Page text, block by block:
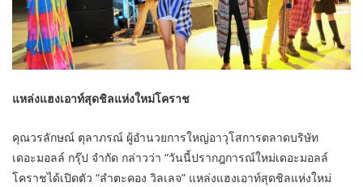
แหล่งแฮงเอาท์สุดชิลแห่งใหม่โคราช
คุณวรลักษณ์ ตุลาภรณ์ ผู้อำนวยการใหญ่อาวุโสการตลาดบริษัท
เดอะมอลล์ กรุ๊ป จำกัด กล่าวว่า “วันนี้ปรากฎการณ์ใหม่เดอะมอลล์
โคราชได้เปิดตัว “ลำตะคอง วิลเลจ” แหล่งแฮงเอาท์สุดชิลแห่งใหม่